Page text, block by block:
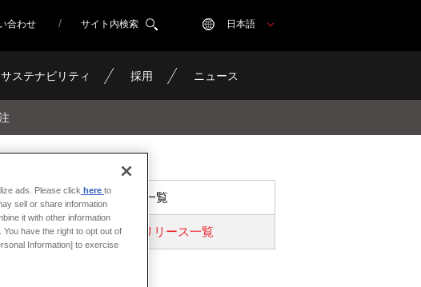
合わせ サイト内検索 日本語
サステナビリティ 採用 ニュース
プ
ニュース一覧
プレスリリース一覧
ads. Please click here to
sell or share information
it with other information
have the right to opt out of
Information] to exercise